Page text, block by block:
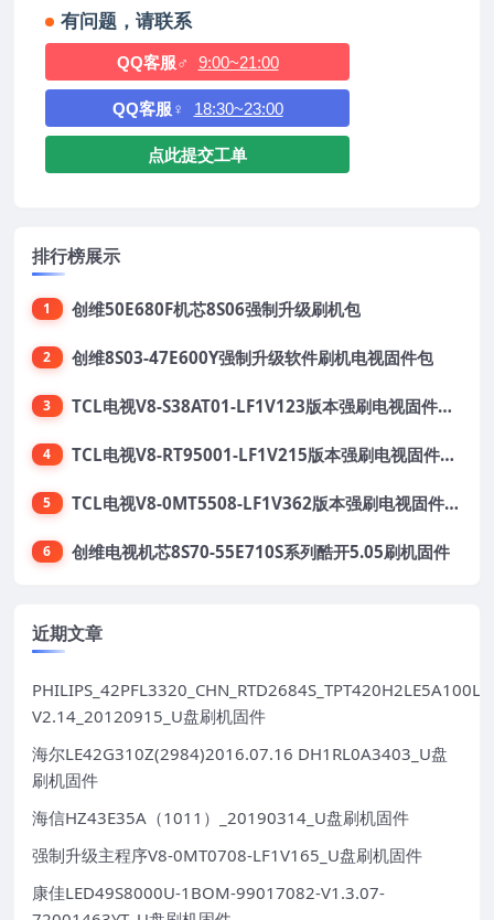
有问题，请联系
QQ客服♂ 9:00~21:00
QQ客服♀ 18:30~23:00
点此提交工单
排行榜展示
1 创维50E680F机芯8S06强制升级刷机包
2 创维8S03-47E600Y强制升级软件刷机电视固件包
3 TCL电视V8-S38AT01-LF1V123版本强刷电视固件包下载
4 TCL电视V8-RT95001-LF1V215版本强刷电视固件包下载
5 TCL电视V8-0MT5508-LF1V362版本强刷电视固件包下载
6 创维电视机芯8S70-55E710S系列酷开5.05刷机固件
近期文章
V2.14_20120915_U盘刷机固件
海尔LE42G310Z(2984)2016.07.16 DH1RL0A3403_U盘
刷机固件
海信HZ43E35A（1011）_20190314_U盘刷机固件
强制升级主程序V8-0MT0708-LF1V165_U盘刷机固件
康佳LED49S8000U-1BOM-99017082-V1.3.07-